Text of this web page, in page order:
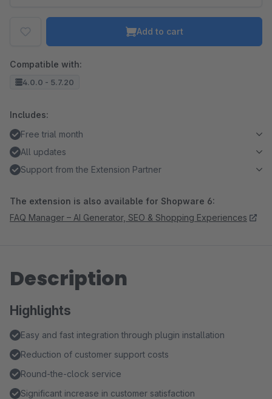
Add to cart
Compatible with:
4.0.0 - 5.7.20
Includes:
Free trial month
All updates
Support from the Extension Partner
The extension is also available for Shopware 6:
FAQ Manager – AI Generator, SEO & Shopping Experiences
Description
Highlights
Easy and fast integration through plugin installation
Reduction of customer support costs
Round-the-clock service
Significant increase in customer satisfaction